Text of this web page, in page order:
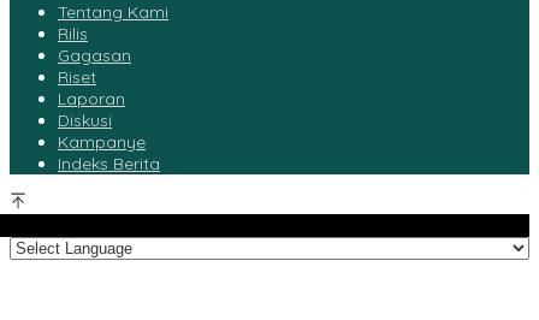
Tentang Kami
Rilis
Gagasan
Riset
Laporan
Diskusi
Kampanye
Indeks Berita